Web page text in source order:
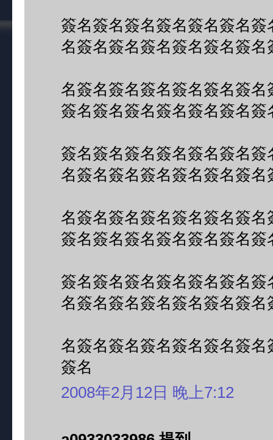
簽名簽名簽名簽名簽名簽名
名簽名簽名簽名簽名簽名簽名
名簽名簽名簽名簽名簽名簽
簽名簽名簽名簽名簽名簽名簽
簽名簽名簽名簽名簽名簽名
名簽名簽名簽名簽名簽名簽名
名簽名簽名簽名簽名簽名簽
簽名簽名簽名簽名簽名簽名簽
簽名簽名簽名簽名簽名簽名
名簽名簽名簽名簽名簽名簽名
名簽名簽名簽名簽名簽名簽
簽名
2008年2月12日 晚上7:12